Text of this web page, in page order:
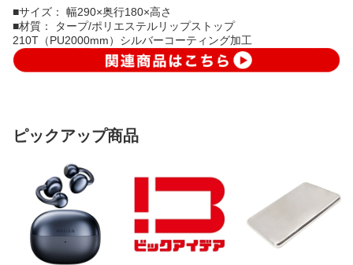
■サイズ： 幅290×奥行180×高さ
■材質： タープ/ポリエステルリップストップ
210T（PU2000mm）シルバーコーティング加工
ピックアップ商品